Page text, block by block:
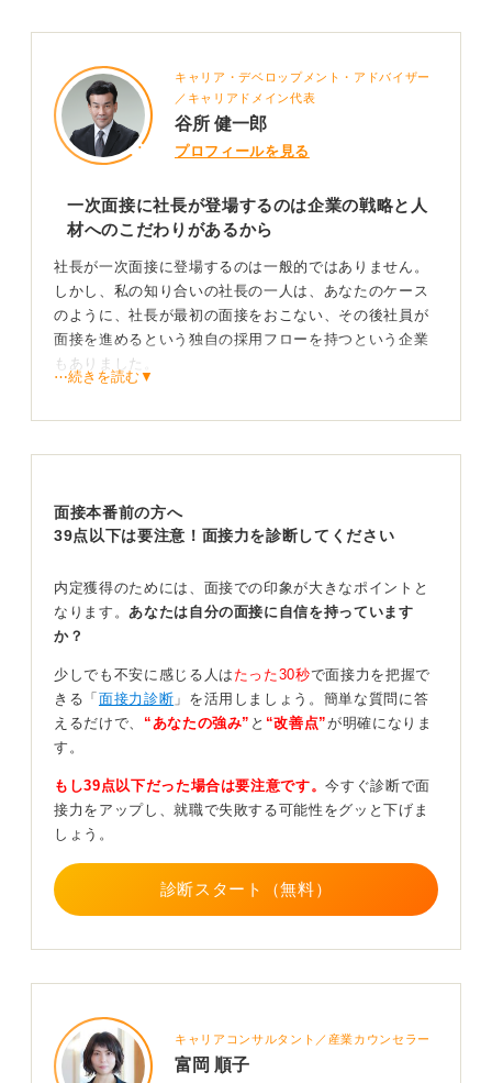
キャリア・デベロップメント・アドバイザー
／キャリアドメイン代表
谷所 健一郎
プロフィールを見る
一次面接に社長が登場するのは企業の戦略と人
材へのこだわりがあるから
社長が一次面接に登場するのは一般的ではありません。
しかし、私の知り合いの社長の一人は、あなたのケース
のように、社長が最初の面接をおこない、その後社員が
面接を進めるという独自の採用フローを持つという企業
もありました。
理由が考えられます。
わりや、企業文化への適合性を初期段階から見極めたい
という意図があるでしょう。
を短縮するために社長が同席する、という緊急性の高い
ケースも考えられます。経営層が早い段階で候補者を直
接評価し、企業ビジョンへの共感度を確認したいと考え
ているのかもしれませんね。
社長面接突破の戦略は徹底的な事前準備に限る！
今回の面接で特に気をつけるべきだった点として、まず
企業理念やビジョンへの共感をアピールすることが挙げ
会社のトップである社長は、企業の将来像や根幹となる
考え方を非常に重視しています。経験やスキルを単に羅
列するのではなく、それらが会社の事業成長や目標達成
会社の今後の展望は？」など、踏み込んだ質問をするこ
とで、企業への深い関心と自身の成長意欲をアピールで
きます。
⋯続きを読む▼
面接本番前の方へ
39点以下は要注意！面接力を診断してください
内定獲得のためには、面接での印象が大きなポイントと
なります。 あなたは自分の面接に自信を持っています
か？
少しでも不安に感じる人は たった30秒で面接力を把握で
きる「 面接力診断 」を活用しましょう。簡単な質問に答
えるだけで、 “あなたの強み” と “改善点”が明確になりま
す。
もし39点以下だった場合は要注意です。今すぐ診断で面
接力をアップし、就職で失敗する可能性をグッと下げま
しょう。
診断スタート（無料）
キャリアコンサルタント／産業カウンセラー
富岡 順子